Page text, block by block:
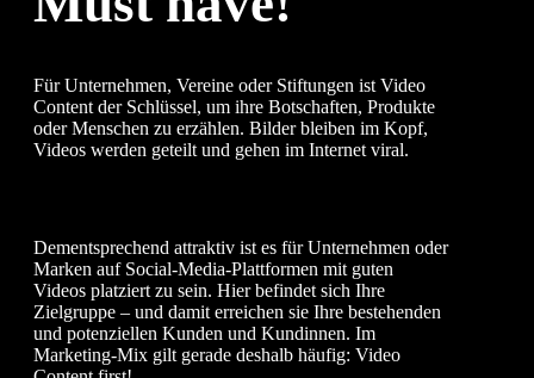
Für Unternehmen, Vereine oder Stiftungen ist Video
Content der Schlüssel, um ihre Botschaften, Produkte
oder Menschen zu erzählen. Bilder bleiben im Kopf,
Videos werden geteilt und gehen im Internet viral.
Dementsprechend attraktiv ist es für Unternehmen oder
Marken auf Social-Media-Plattformen mit guten
Videos platziert zu sein. Hier befindet sich Ihre
Zielgruppe – und damit erreichen sie Ihre bestehenden
und potenziellen Kunden und Kundinnen. Im
Marketing-Mix gilt gerade deshalb häufig: Video